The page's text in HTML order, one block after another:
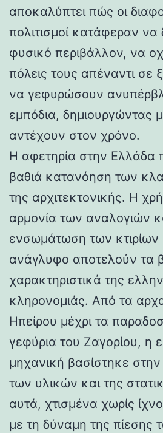
αποκαλύπτει πώς οι
πολιτισμοί κατάφεραν
φυσικό περιβάλλον, να
πόλεις τους απέναντι σε
να γεφυρώσουν
εμπόδια, δημιουργώντας
αντέχουν στον χρόνο.
Η αφετηρία στην Ελλάδα
βαθιά κατανόηση των
της αρχιτεκτονικής. Η
αρμονία των αναλογιών
ενσωμάτωση των κτιρίων
ανάγλυφο αποτελούν τα
χαρακτηριστικά της
κληρονομιάς. Από τα
Ηπείρου μέχρι τα
γεφύρια του Ζαγορίου, η
μηχανική βασίστηκε
των υλικών και της
αυτά, χτισμένα χωρίς
με τη δύναμη της πίεσης